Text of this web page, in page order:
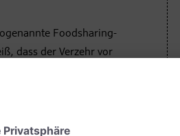
Foodsharing-
dass der Verzehr vor
ganz
zur freien Entnahme